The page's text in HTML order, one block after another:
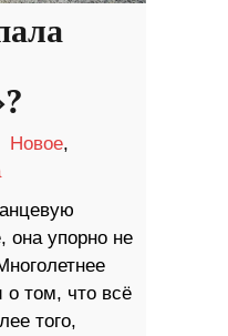
Новое,
она упорно не
том, что всё
того,